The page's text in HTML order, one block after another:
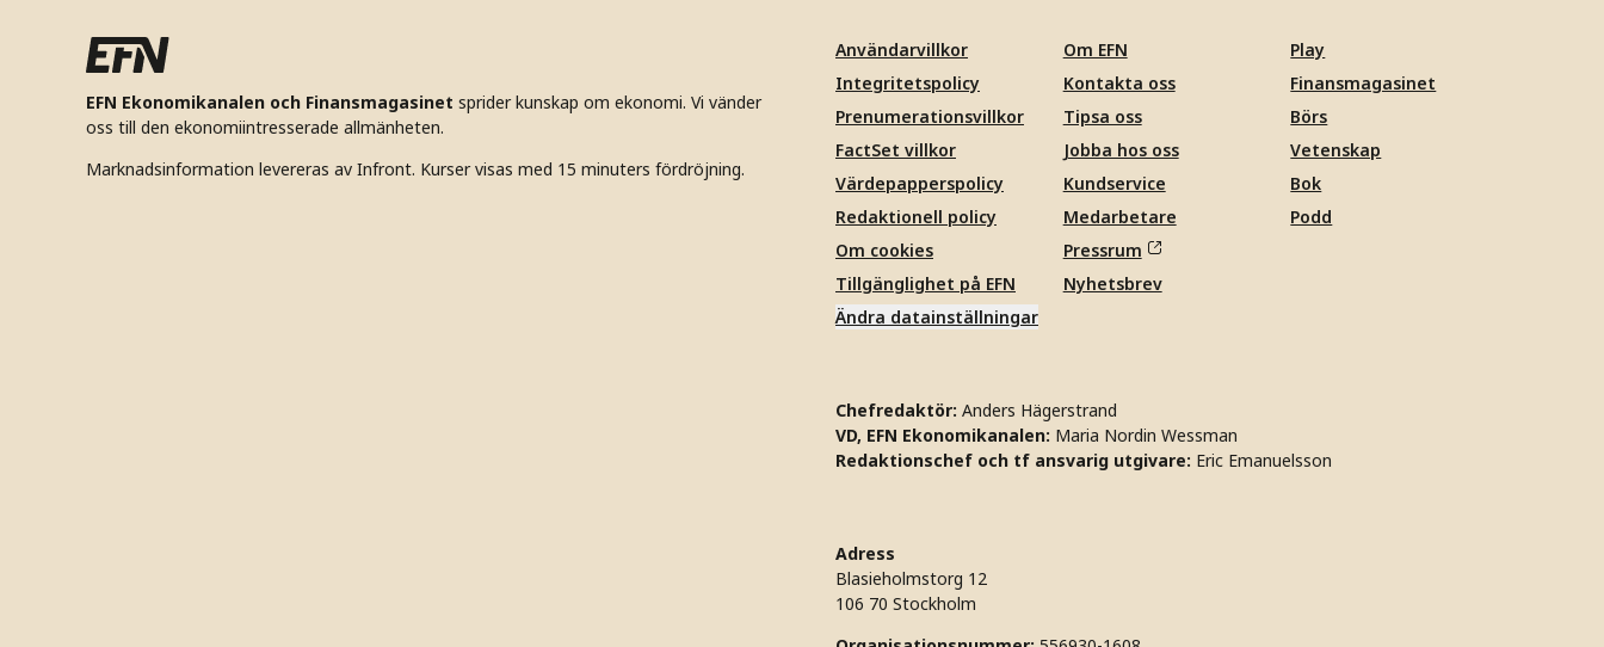
EFN Ekonomikanalen och Finansmagasinet sprider kunskap om ekonomi. Vi vänder
oss till den ekonomiintresserade allmänheten.
Marknadsinformation levereras av Infront. Kurser visas med 15 minuters fördröjning.
Användarvillkor
Integritetspolicy
Prenumerationsvillkor
FactSet villkor
Värdepapperspolicy
Redaktionell policy
Om cookies
Tillgänglighet på EFN
Ändra datainställningar
Om EFN
Kontakta oss
Tipsa oss
Jobba hos oss
Kundservice
Medarbetare
Pressrum
Nyhetsbrev
Play
Finansmagasinet
Börs
Vetenskap
Bok
Podd
Chefredaktör: Anders Hägerstrand
VD, EFN Ekonomikanalen: Maria Nordin Wessman
Redaktionschef och tf ansvarig utgivare: Eric Emanuelsson
Adress
Blasieholmstorg 12
106 70 Stockholm